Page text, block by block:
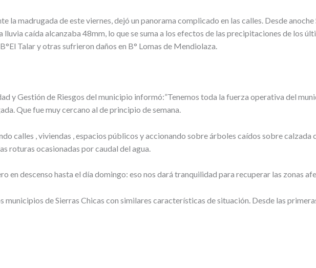
la madrugada de este viernes, dejó un panorama complicado en las calles. Desde
lluvia caída alcanzaba 48mm, lo que se suma a los efectos de las precipitaciones de los
Talar y otras sufrieron daños en B° Lomas de Mendiolaza.
y Gestión de Riesgos del municipio informó:”Tenemos toda la fuerza operativa del
Que fue muy cercano al de principio de semana.
calles , viviendas , espacios públicos y accionando sobre árboles caídos sobre calzada
roturas ocasionadas por caudal del agua.
en descenso hasta el día domingo: eso nos dará tranquilidad para recuperar las zonas
de Sierras Chicas con similares características de situación. Desde las